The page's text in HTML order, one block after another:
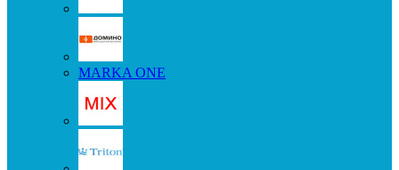
MARKA ONE